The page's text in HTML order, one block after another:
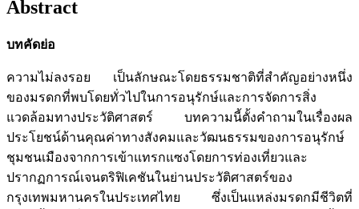
Abstract
บทคัดย่อ
ความไม่ลงรอย เป็นลักษณะโดยธรรมชาติที่สำคัญอย่างหนึ่ง
ของมรดกที่พบโดยทั่วไปในการอนุรักษ์และการจัดการสิ่ง
แวดล้อมทางประวัติศาสตร์ บทความนี้ตั้งคำถามในเรื่องผล
ประโยชน์ด้านคุณค่าทางสังคมและวัฒนธรรมของการอนุรักษ์
ชุมชนเมืองจากการเข้าแทรกแซงโดยการท่องเที่ยวและ
ปรากฏการณ์เจนตริฟิเคชันในย่านประวัติศาสตร์ของ
กรุงเทพมหานครในประเทศไทย ซึ่งเป็นแหล่งมรดกมีชีวิตที่